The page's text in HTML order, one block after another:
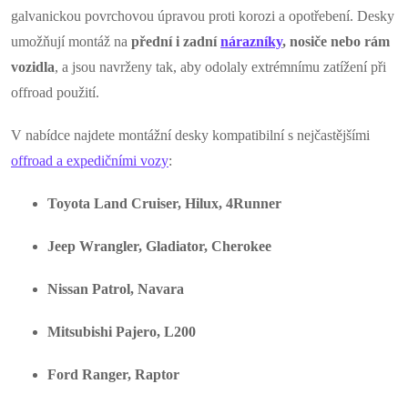
galvanickou povrchovou úpravou proti korozi a opotřebení. Desky
umožňují montáž na přední i zadnínárazníky, nosiče nebo rám
vozidla, a jsou navrženy tak, aby odolaly extrémnímu zatížení při
offroad použití.
V nabídce najdete montážní desky kompatibilní s nejčastějšími
offroad a expedičními vozy:
Toyota Land Cruiser, Hilux, 4Runner
Jeep Wrangler, Gladiator, Cherokee
Nissan Patrol, Navara
Mitsubishi Pajero, L200
Ford Ranger, Raptor